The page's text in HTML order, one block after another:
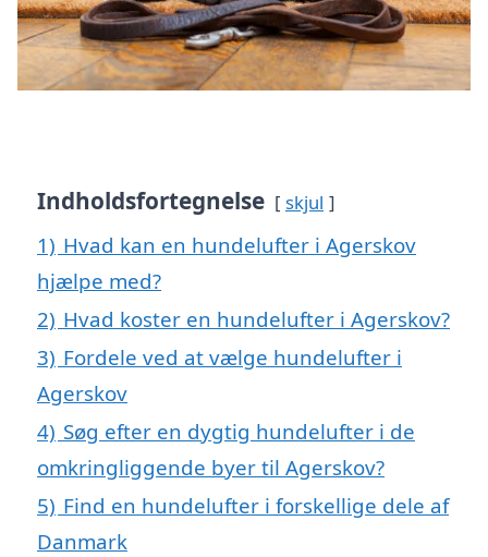
Indholdsfortegnelse skjul
1) Hvad kan en hundelufter i Agerskov
hjælpe med?
2) Hvad koster en hundelufter i Agerskov?
3) Fordele ved at vælge hundelufter i
Agerskov
4) Søg efter en dygtig hundelufter i de
omkringliggende byer til Agerskov?
5) Find en hundelufter i forskellige dele af
Danmark